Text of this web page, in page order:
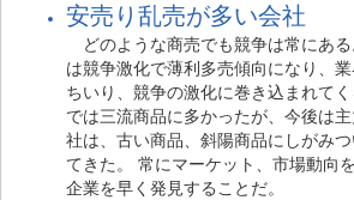
安売り乱売が多い会社
どのような商売でも競争は常にあ
は競争激化で薄利多売傾向になり、
ちいり、競争の激化に巻き込まれて
では三流商品に多かったが、今後は
社は、古い商品、斜陽商品にしがみ
てきた。 常にマーケット、市場動向
企業を早く発見することだ。